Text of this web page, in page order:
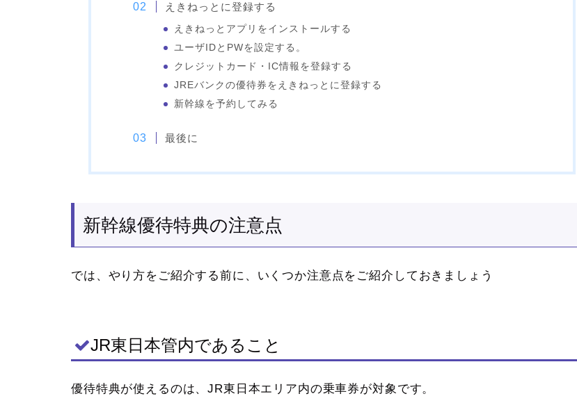
えきねっとに登録する
えきねっとアプリをインストールする
ユーザIDとPWを設定する。
クレジットカード・IC情報を登録する
JREバンクの優待券をえきねっとに登録する
新幹線を予約してみる
最後に
新幹線優待特典の注意点
では、やり方をご紹介する前に、いくつか注意点をご紹介しておきましょう
JR東日本管内であること
優待特典が使えるのは、JR東日本エリア内の乗車券が対象です。